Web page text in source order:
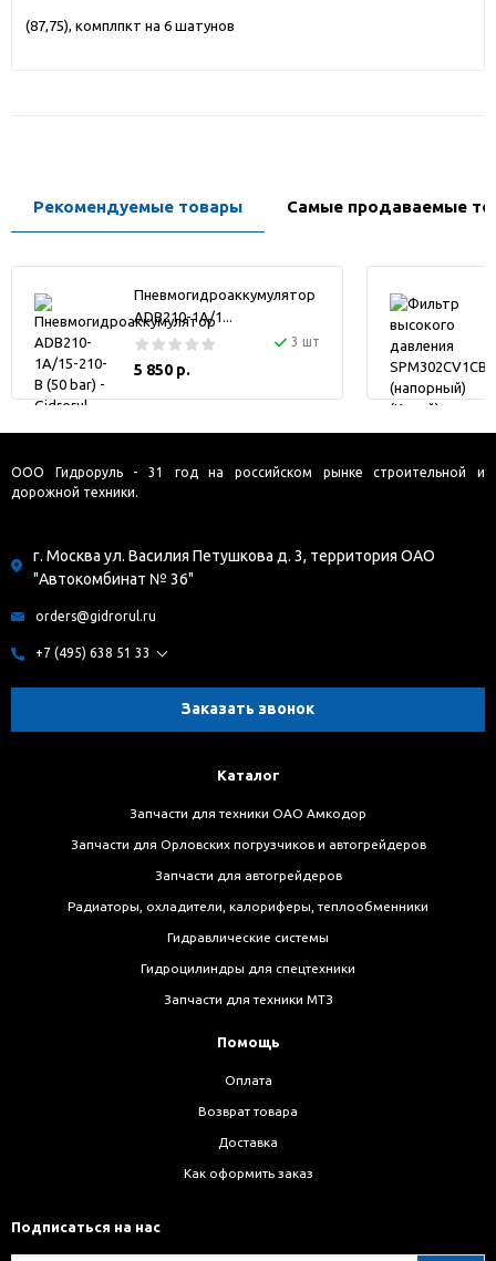
(87,75), комплпкт на 6 шатунов
Рекомендуемые товары Самые продаваемые
Пневмогидроаккумулятор
ADB210-1A/1...
3 шт
5 850 р.
ООО Гидроруль - 31 год на российском рынке строительной и
дорожной техники.
г. Москва ул. Василия Петушкова д. 3, территория ОАО
"Автокомбинат № 36"
orders@gidrorul.ru
+7 (495) 638 51 33
Заказать звонок
Каталог
Запчасти для техники ОАО Амкодор
Запчасти для Орловских погрузчиков и автогрейдеров
Запчасти для автогрейдеров
Радиаторы, охладители, калориферы, теплообменники
Гидравлические системы
Гидроцилиндры для спецтехники
Запчасти для техники МТЗ
Помощь
Оплата
Возврат товара
Доставка
Как оформить заказ
Подписаться на нас